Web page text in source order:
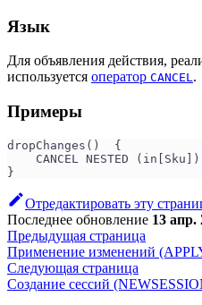
Язык
Для объявления действия,
используется оператор CANCEL.
Примеры
dropChanges()  {
CANCEL NESTED
}
Отредактировать эту
Последнее обновление 13 апр.
Предыдущая страница
Применение изменений
Следующая страница
Создание сессий